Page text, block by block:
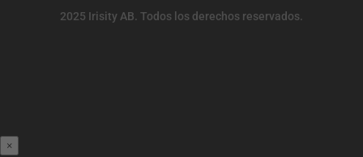
2025 Irisity AB. Todos los derechos reservados.
×